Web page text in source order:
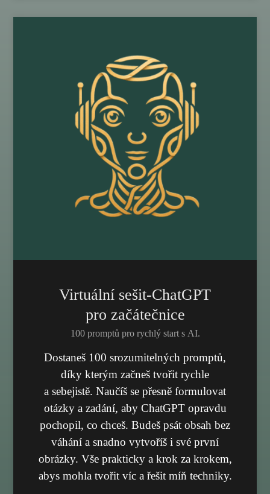
Virtuální sešit-ChatGPT
pro začátečnice
100 promptů pro rychlý start s AI.
Dostaneš 100 srozumitelných promptů,
díky kterým začneš tvořit rychle
a sebejistě. Naučíš se přesně formulovat
otázky a zadání, aby ChatGPT opravdu
pochopil, co chceš. Budeš psát obsah bez
váhání a snadno vytvoříš i své první
obrázky. Vše prakticky a krok za krokem,
abys mohla tvořit víc a řešit míň techniky.